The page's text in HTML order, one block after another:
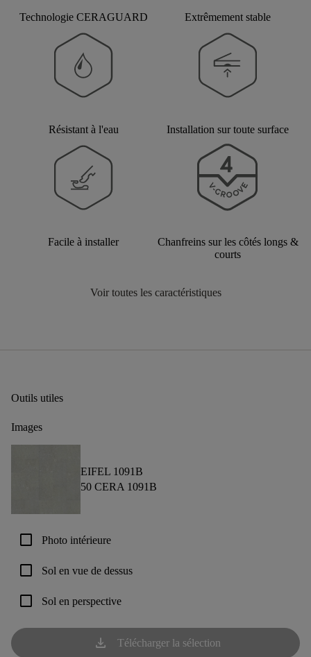
Technologie CERAGUARD Extrêmement stable
Résistant à l'eau Installation sur toute surface
Facile à installer
Chanfreins sur les côtés longs &
courts
Voir toutes les caractéristiques
Outils utiles
Images
EIFEL 1091B
50 CERA 1091B
check_box_outline_blank Photo intérieure
check_box_outline_blank Sol en vue de dessus
check_box_outline_blank Sol en perspective
download
Télécharger la sélection